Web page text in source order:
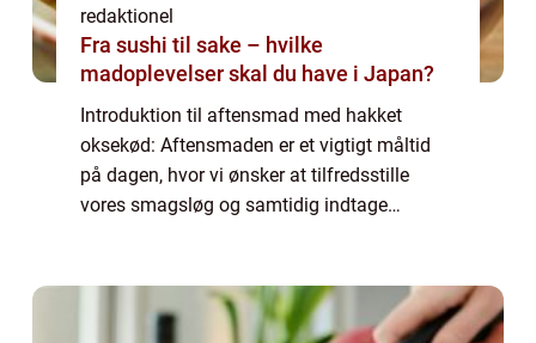
redaktionel
Fra sushi til sake – hvilke
madoplevelser skal du have i Japan?
Introduktion til aftensmad med hakket
oksekød: Aftensmaden er et vigtigt måltid
på dagen, hvor vi ønsker at tilfredsstille
vores smagsløg og samtidig indtage
mange forskel...